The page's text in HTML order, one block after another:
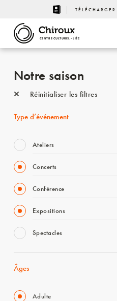
CENTRE CULTUREL - LIÈGE
Notre saison
Réinitialiser les filtres
Type d’événement
Ateliers
Concerts
Conférence
Expositions
Spectacles
Âges
Adulte